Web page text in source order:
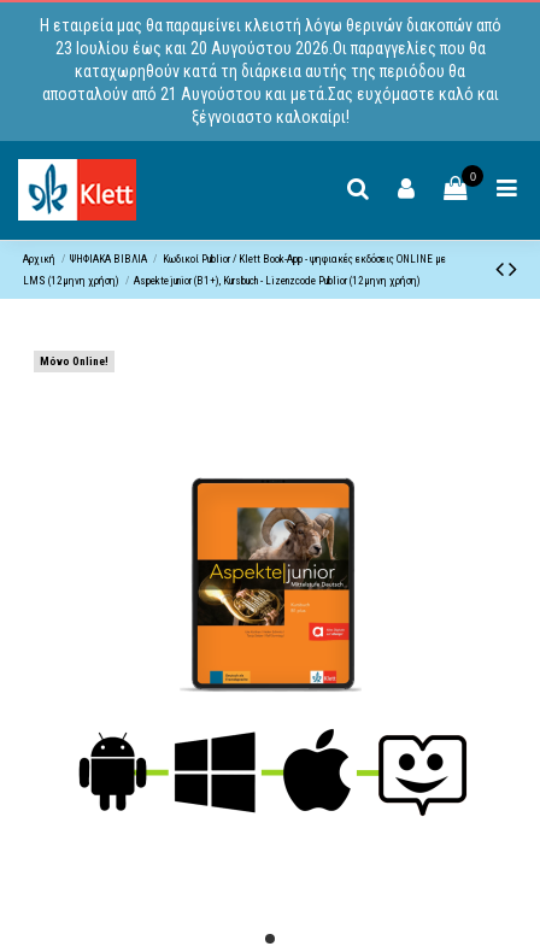
Η εταιρεία μας θα παραμείνει κλειστή λόγω θερινών διακοπών από
23 Ιουλίου έως και 20 Αυγούστου 2026.Οι παραγγελίες που θα
καταχωρηθούν κατά τη διάρκεια αυτής της περιόδου θα
αποσταλούν από 21 Αυγούστου και μετά.Σας ευχόμαστε καλό και
ξέγνοιαστο καλοκαίρι!
0
Αρχική ΨΗΦΙΑΚΑ ΒΙΒΛΙΑ
Κωδικoί Publior / Klett Book-App - ψηφιακές εκδόσεις ONLINE με
LMS (12μηνη χρήση)
Aspekte junior (B1+), Kursbuch - Lizenzcode Publior (12μηνη χρήση)
Μόνο Online!